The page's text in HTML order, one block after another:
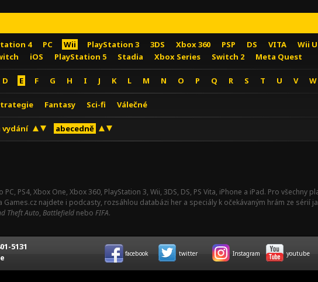
4 PC Wii PlayStation 3 3DS Xbox 360 PSP DS VITA Wii U
iOS PlayStation 5 Stadia Xbox Series Switch 2 Meta Quest
D E F G H I J K L M N O P Q R S T U V W
Fantasy Sci-fi Válečné
vydání abecedně
PC, PS4, Xbox One, Xbox 360, PlayStation 3, Wii, 3DS, DS, PS Vita, iPhone a iPad. Pro všechny
najdete i podcasty, rozsáhlou databázi her a speciály k očekávaným hrám ze sérií
Theft Auto, Battlefield nebo FIFA.
5131
facebook twitter Instagram youtube